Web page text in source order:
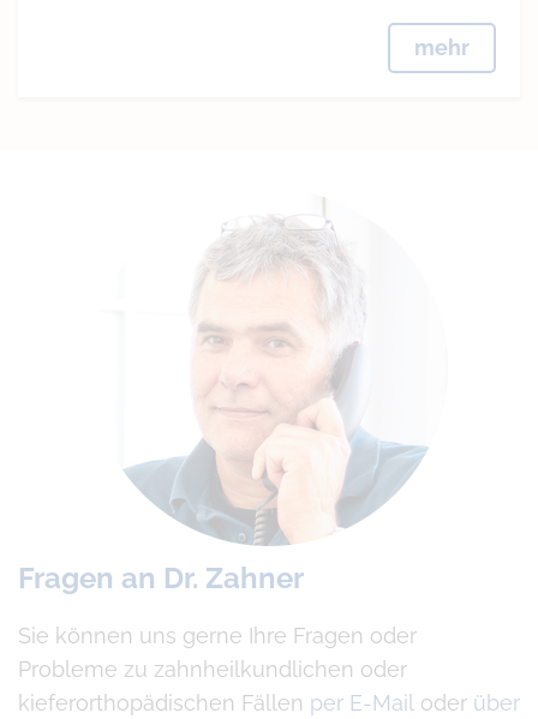
mehr
Fragen an Dr. Zahner
Sie können uns gerne Ihre Fragen oder
Probleme zu zahnheilkundlichen oder
kieferorthopädischen Fällen per E-Mail oder über